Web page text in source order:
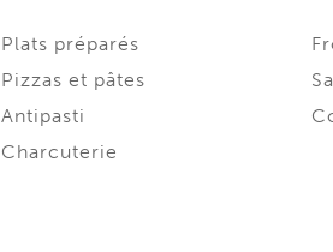
Plats préparés
Pizzas et pâtes
Antipasti
Charcuterie